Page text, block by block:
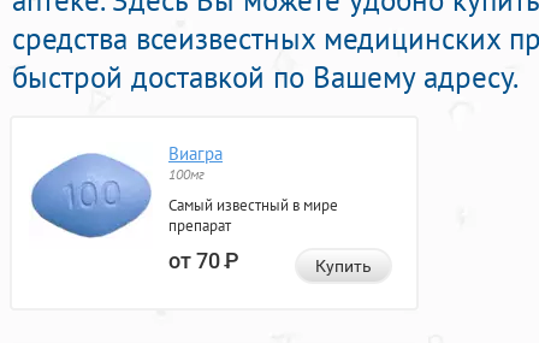
средства всеизвестных медицинских
быстрой доставкой по Вашему адресу.
Виагра
100мг
Самый известный в мире
препарат
от 70Р Купить